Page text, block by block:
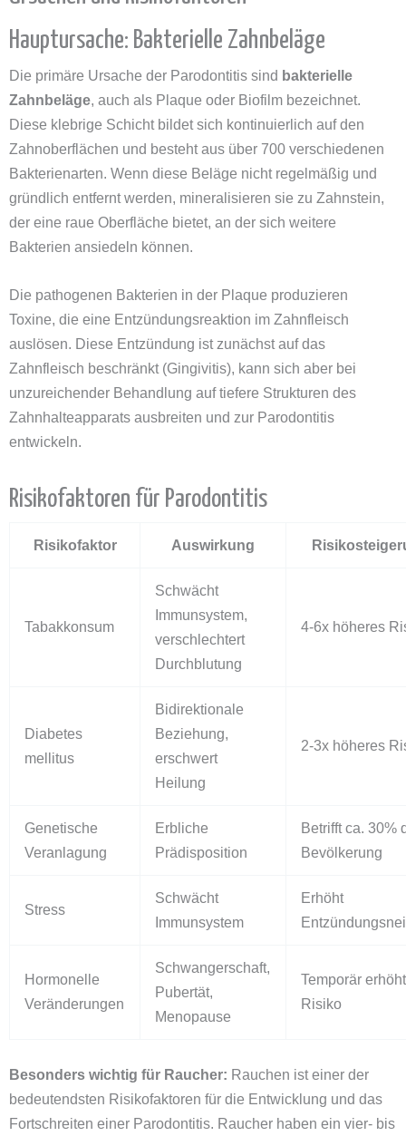
Hauptursache: Bakterielle Zahnbeläge
Die primäre Ursache der Parodontitis sind bakterielle
Zahnbeläge, auch als Plaque oder Biofilm bezeichnet.
Diese klebrige Schicht bildet sich kontinuierlich auf den
Zahnoberflächen und besteht aus über 700 verschiedenen
Bakterienarten. Wenn diese Beläge nicht regelmäßig und
gründlich entfernt werden, mineralisieren sie zu Zahnstein,
der eine raue Oberfläche bietet, an der sich weitere
Bakterien ansiedeln können.
Die pathogenen Bakterien in der Plaque produzieren
Toxine, die eine Entzündungsreaktion im Zahnfleisch
auslösen. Diese Entzündung ist zunächst auf das
Zahnfleisch beschränkt (Gingivitis), kann sich aber bei
unzureichender Behandlung auf tiefere Strukturen des
Zahnhalteapparats ausbreiten und zur Parodontitis
entwickeln.
Risikofaktoren für Parodontitis
Risikofaktor Auswirkung
Tabakkonsum
Schwächt
Immunsystem,
verschlechtert
Durchblutung
4-6x höheres
Diabetes
mellitus
Bidirektionale
Beziehung,
erschwert
Heilung
2-3x höheres
Genetische
Veranlagung
Erbliche
Prädisposition
Betrifft ca. 30%
Bevölkerung
Stress
Schwächt
Immunsystem
Erhöht
Hormonelle
Veränderungen
Schwangerschaft,
Pubertät,
Menopause
Temporär
Risiko
Besonders wichtig für Raucher: Rauchen ist einer der
bedeutendsten Risikofaktoren für die Entwicklung und das
Fortschreiten einer Parodontitis. Raucher haben ein vier- bis